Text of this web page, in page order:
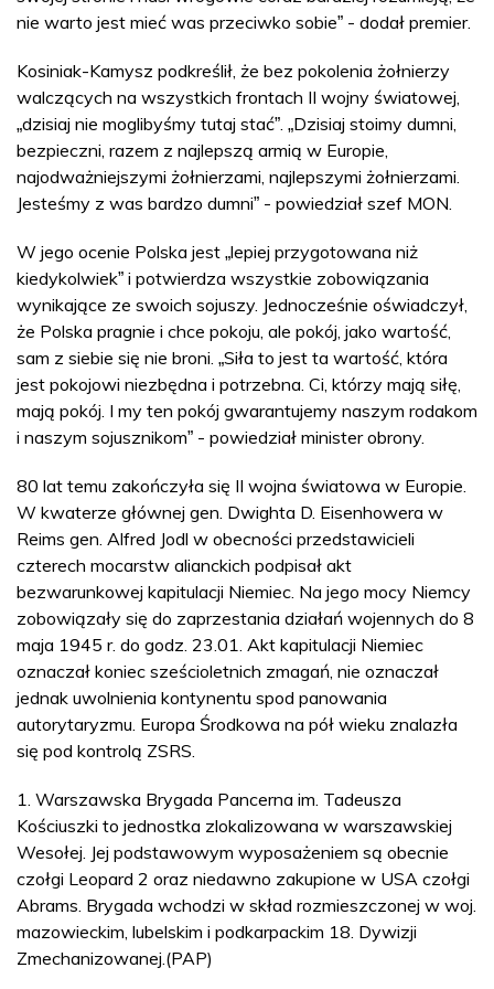
nie warto jest mieć was przeciwko sobie” - dodał premier.
Kosiniak-Kamysz podkreślił, że bez pokolenia żołnierzy
walczących na wszystkich frontach II wojny światowej,
„dzisiaj nie moglibyśmy tutaj stać” „Dzisiaj stoimy dumni,
bezpieczni, razem z najlepszą armią w Europie,
najodważniejszymi żołnierzami, najlepszymi żołnierzami.
Jesteśmy z was bardzo dumni” - powiedział szef MON.
W jego ocenie Polska jest „lepiej przygotowana niż
kiedykolwiek” i potwierdza wszystkie zobowiązania
wynikające ze swoich sojuszy. Jednocześnie oświadczył,
że Polska pragnie i chce pokoju, ale pokój, jako wartość,
sam z siebie się nie broni. „Siła to jest ta wartość, która
jest pokojowi niezbędna i potrzebna. Ci, którzy mają siłę,
mają pokój. I my ten pokój gwarantujemy naszym rodakom
i naszym sojusznikom” - powiedział minister obrony.
80 lat temu zakończyła się II wojna światowa w Europie.
W kwaterze głównej gen. Dwighta D. Eisenhowera w
Reims gen. Alfred Jodl w obecności przedstawicieli
czterech mocarstw alianckich podpisał akt
bezwarunkowej kapitulacji Niemiec. Na jego mocy Niemcy
zobowiązały się do zaprzestania działań wojennych do 8
maja 1945 r. do godz. 23.01. Akt kapitulacji Niemiec
oznaczał koniec sześcioletnich zmagań, nie oznaczał
jednak uwolnienia kontynentu spod panowania
autorytaryzmu. Europa Środkowa na pół wieku znalazła
się pod kontrolą ZSRS.
1. Warszawska Brygada Pancerna im. Tadeusza
Kościuszki to jednostka zlokalizowana w warszawskiej
Wesołej. Jej podstawowym wyposażeniem są obecnie
czołgi Leopard 2 oraz niedawno zakupione w USA czołgi
Abrams. Brygada wchodzi w skład rozmieszczonej w woj.
mazowieckim, lubelskim i podkarpackim 18. Dywizji
Zmechanizowanej.(PAP)